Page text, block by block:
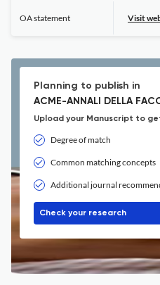
OA statement Visit
Planning to publish in
ACME-ANNALI DELLA
Upload your Manuscript to
Degree of match
Common matching concepts
Additional journal
Check your research